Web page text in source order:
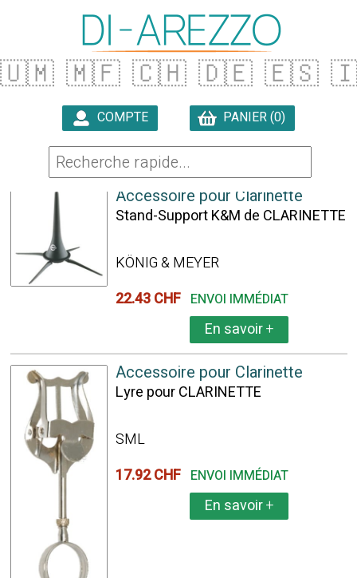
🇺🇲 🇲🇫 🇨🇭 🇩🇪 🇪🇸
COMPTE PANIER (0)
7 ARTICLES TROUVÉS
Accessoire pour Clarinette
Stand-Support K&M de CLARINETTE
KÖNIG & MEYER
22.43 CHF ENVOI IMMÉDIAT
En savoir+
Accessoire pour Clarinette
Lyre pour CLARINETTE
SML
17.92 CHF ENVOI IMMÉDIAT
En savoir+